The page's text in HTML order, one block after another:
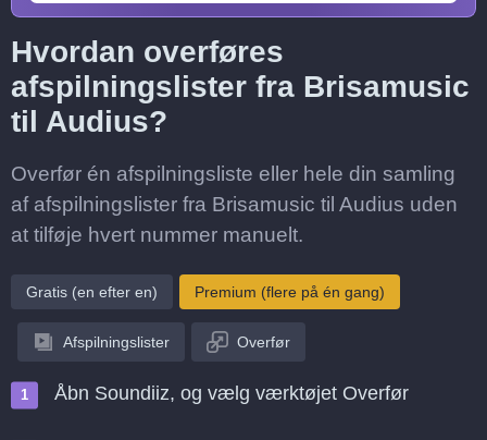
Hvordan overføres
afspilningslister fra Brisamusic
til Audius?
Overfør én afspilningsliste eller hele din samling
af afspilningslister fra Brisamusic til Audius uden
at tilføje hvert nummer manuelt.
Gratis (en efter en) Premium (flere på én gang)
Afspilningslister Overfør
Åbn Soundiiz, og vælg værktøjet Overfør